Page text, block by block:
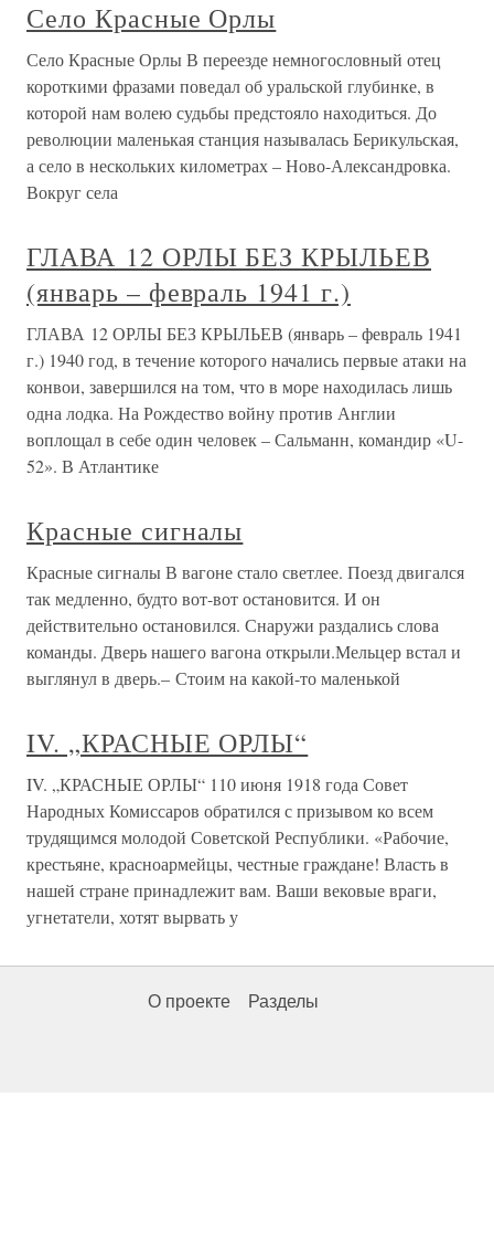
Село Красные Орлы
Село Красные Орлы В переезде немногословный отец
короткими фразами поведал об уральской глубинке, в
которой нам волею судьбы предстояло находиться. До
революции маленькая станция называлась Берикульская,
а село в нескольких километрах – Ново-Александровка.
Вокруг села
ГЛАВА 12 ОРЛЫ БЕЗ КРЫЛЬЕВ
(январь – февраль 1941 г.)
ГЛАВА 12 ОРЛЫ БЕЗ КРЫЛЬЕВ (январь – февраль 1941
г.) 1940 год, в течение которого начались первые атаки на
конвои, завершился на том, что в море находилась лишь
одна лодка. На Рождество войну против Англии
воплощал в себе один человек – Сальманн, командир «U-
52». В Атлантике
Красные сигналы
Красные сигналы В вагоне стало светлее. Поезд двигался
так медленно, будто вот-вот остановится. И он
действительно остановился. Снаружи раздались слова
команды. Дверь нашего вагона открыли.Мельцер встал и
выглянул в дверь.– Стоим на какой-то маленькой
IV. „КРАСНЫЕ ОРЛЫ“
IV. „КРАСНЫЕ ОРЛЫ“ 110 июня 1918 года Совет
Народных Комиссаров обратился с призывом ко всем
трудящимся молодой Советской Республики. «Рабочие,
крестьяне, красноармейцы, честные граждане! Власть в
нашей стране принадлежит вам. Ваши вековые враги,
угнетатели, хотят вырвать у
О проекте Разделы